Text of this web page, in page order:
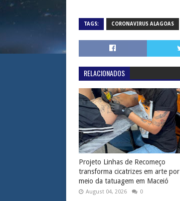
TAGS: CORONAVIRUS ALAGOAS
RELACIONADOS
Projeto Linhas de Recomeço
transforma cicatrizes em arte por
meio da tatuagem em Maceió
August 04, 2026 0